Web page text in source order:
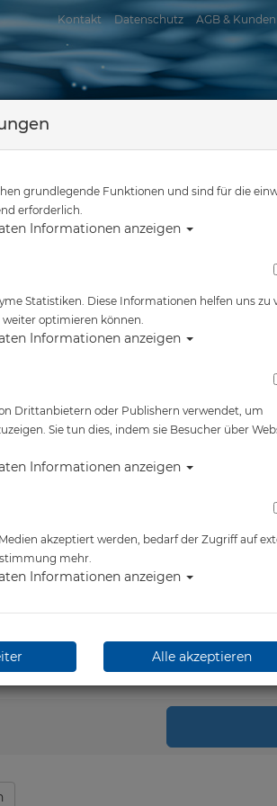
Kontakt Datenschutz AGB &
# i-Divesite - TR-04 - Verlängerung für Schiene
- TR-04 - Verlängerung für
EXTR04
19,90 €
in 1-2 Wochen
grundlegende Funktionen und sind für die
erforderlich.
Informationen anzeigen
Statistiken. Diese Informationen helfen uns zu
optimieren können.
Informationen anzeigen
Drittanbietern oder Publishern verwendet, um
Sie tun dies, indem sie Besucher über
Informationen anzeigen
akzeptiert werden, bedarf der Zugriff auf
mehr.
Informationen anzeigen
Alle akzeptieren